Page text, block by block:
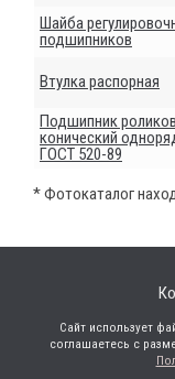
Шайба
подшипников
Втулка распорная
Подшипник
конический
ГОСТ 520-89
* Фотокаталог
Сайт использует
соглашаетесь с